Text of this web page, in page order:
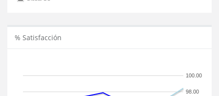
% Satisfacción
98.00
100.00